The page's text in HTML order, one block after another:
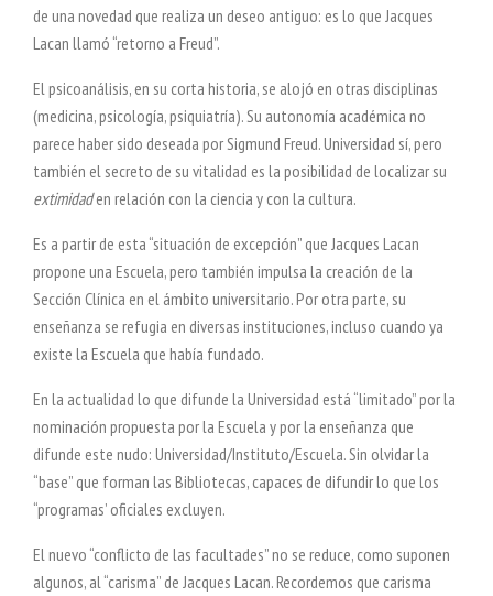
de una novedad que realiza un deseo antiguo: es lo que Jacques
Lacan llamó “retorno a Freud”.
El psicoanálisis, en su corta historia, se alojó en otras disciplinas
(medicina, psicología, psiquiatría). Su autonomía académica no
parece haber sido deseada por Sigmund Freud. Universidad sí, pero
también el secreto de su vitalidad es la posibilidad de localizar su
extimidaden relación con la ciencia y con la cultura.
Es a partir de esta “situación de excepción” que Jacques Lacan
propone una Escuela, pero también impulsa la creación de la
Sección Clínica en el ámbito universitario. Por otra parte, su
enseñanza se refugia en diversas instituciones, incluso cuando ya
existe la Escuela que había fundado.
En la actualidad lo que difunde la Universidad está “limitado” por la
nominación propuesta por la Escuela y por la enseñanza que
difunde este nudo: Universidad/Instituto/Escuela. Sin olvidar la
“base” que forman las Bibliotecas, capaces de difundir lo que los
“programas’ oficiales excluyen.
El nuevo “conflicto de las facultades” no se reduce, como suponen
algunos, al “carisma” de Jacques Lacan. Recordemos que carisma